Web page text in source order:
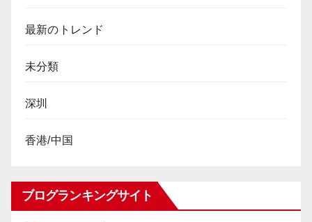
最新のトレンド
未分類
深圳
香港/中国
ブログランキングサイト